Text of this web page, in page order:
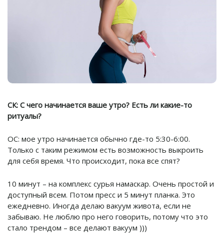
СК: С чего начинается ваше утро? Есть ли какие-то
ритуалы?
ОС: мое утро начинается обычно где-то 5:30-6:00.
Только с таким режимом есть возможность выкроить
для себя время. Что происходит, пока все спят?
10 минут – на комплекс сурья намаскар. Очень простой и
доступный всем. Потом пресс и 5 минут планка. Это
ежедневно. Иногда делаю вакуум живота, если не
забываю. Не люблю про него говорить, потому что это
стало трендом – все делают вакуум )))